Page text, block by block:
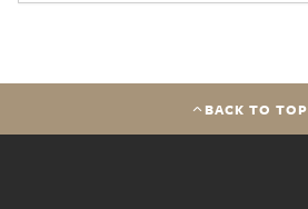
BACK TO TOP